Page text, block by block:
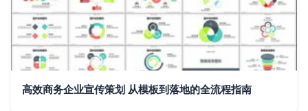
高效商务企业宣传策划 从模板到落地的全流程指南